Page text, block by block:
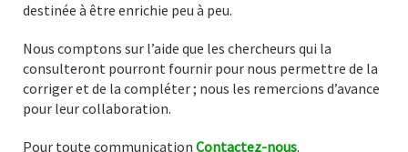
destinée à être enrichie peu à peu.
Nous comptons sur l’aide que les chercheurs qui la
consulteront pourront fournir pour nous permettre de la
corriger et de la compléter ; nous les remercions d’avance
pour leur collaboration.
Pour toute communication Contactez-nous.